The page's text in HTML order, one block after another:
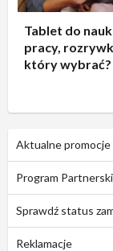
Tablet do
pracy,
który wybrać?
Aktualne promocje
Program Partnerski
Sprawdź status
Reklamacje